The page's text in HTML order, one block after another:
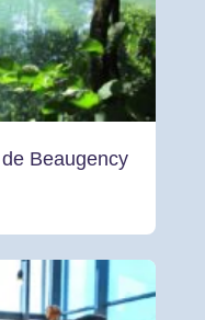
Beaugency